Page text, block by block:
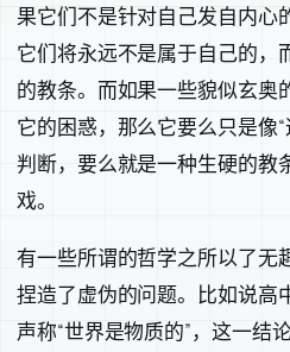
果它们不是针对自己发自内心
它们将永远不是属于自己的，
的教条。而如果一些貌似玄奥
它的困惑，那么它要么只是像
判断，要么就是一种生硬的教
戏。
有一些所谓的哲学之所以了无
捏造了虚伪的问题。比如说高
声称“世界是物质的”，这一结